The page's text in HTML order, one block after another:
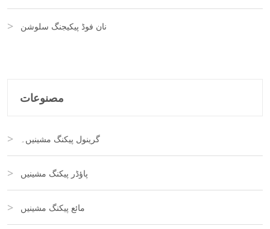
نان فوڈ پیکیجنگ سلوشن
مصنوعات
گرینول پیکنگ مشینیں۔
پاؤڈر پیکنگ مشینیں
مائع پیکنگ مشینیں